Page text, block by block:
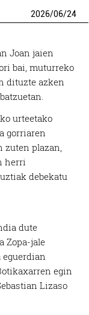
2026/06/24
Joan jaien
bai, muturreko
dituzte azken
urteetako
gorriaren
zuten plazan,
herri
debekatu
dute
Zopa-jale
eguerdian
egin
Lizaso